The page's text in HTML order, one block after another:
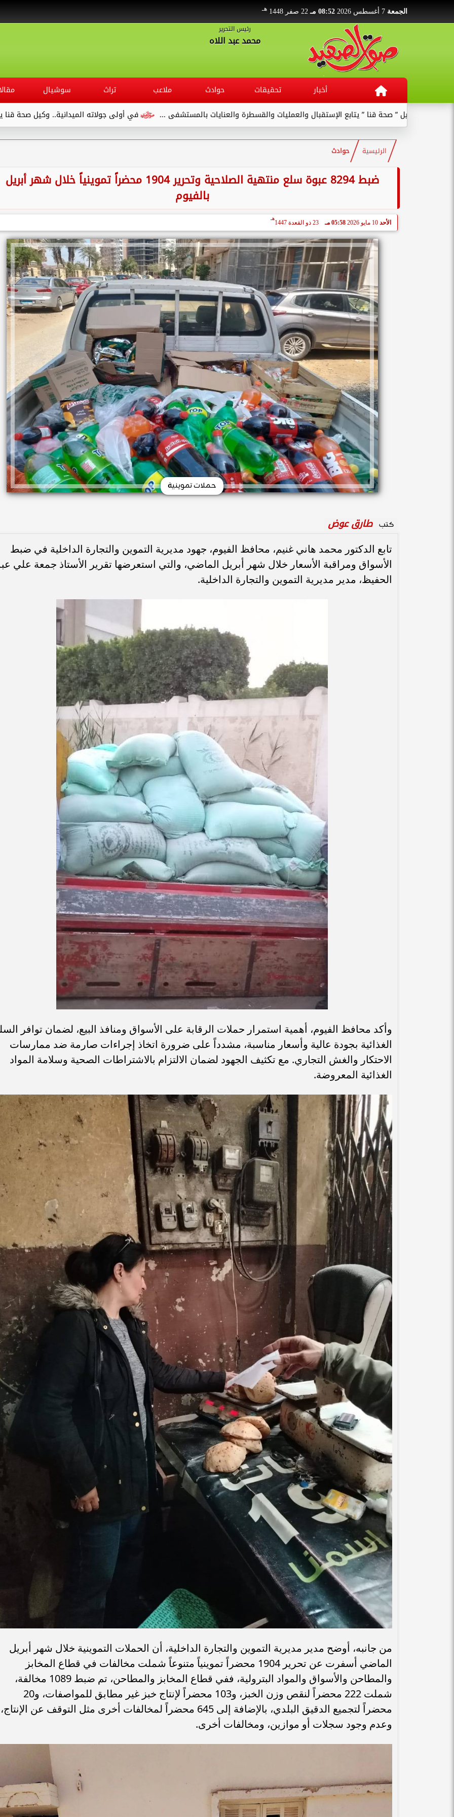
الجمعة 08:52 مـ 22 صفر 1448 هـ
رئيس التحرير
محمد عبد اللاه
أخبار تحقيقات حوادث ملاعب تراث سوشيال
في أولى جولاته الميدانية.. وكيل صحة قنا يتفقد مستشفى
قنا ” يتابع الإستقبال والعمليات والقسطرة والعنايات بالمستشفى ...
الرئيسية حوادث
ضبط 8294 عبوة سلع منتهية الصلاحية وتحرير 1904 محضراً تموينياً خلال شهر أبريل
بالفيوم
الأحد 10 مايو 2026 05:58 مـ 23 ذو القعدة 1447
هـ
حملات تموينية
كتب طارق عوض
تابع الدكتور محمد هاني غنيم، محافظ الفيوم، جهود مديرية التموين والتجارة الداخلية في ضبط
الأسواق ومراقبة الأسعار خلال شهر أبريل الماضي، والتي استعرضها تقرير الأستاذ جمعة علي
الحفيظ، مدير مديرية التموين والتجارة الداخلية.
​وأكد محافظ الفيوم، أهمية استمرار حملات الرقابة على الأسواق ومنافذ البيع، لضمان توافر
الغذائية بجودة عالية وأسعار مناسبة، مشدداً على ضرورة اتخاذ إجراءات صارمة ضد ممارسات
الاحتكار والغش التجاري. مع تكثيف الجهود لضمان الالتزام بالاشتراطات الصحية وسلامة المواد
الغذائية المعروضة.
​من جانبه، أوضح مدير مديرية التموين والتجارة الداخلية، أن الحملات التموينية خلال شهر أبريل
الماضي أسفرت عن تحرير 1904 محضراً تموينياً متنوعاً شملت مخالفات في قطاع المخابز
والمطاحن والأسواق والمواد البترولية، ففي قطاع المخابز والمطاحن، تم ضبط 1089 مخالفة،
شملت 222 محضراً لنقص وزن الخبز، و103 محضراً لإنتاج خبز غير مطابق للمواصفات، و20
محضراً لتجميع الدقيق البلدي، بالإضافة إلى 645 محضراً لمخالفات أخرى مثل التوقف عن الإنتاج،
وعدم وجود سجلات أو موازين، ومخالفات أخرى.